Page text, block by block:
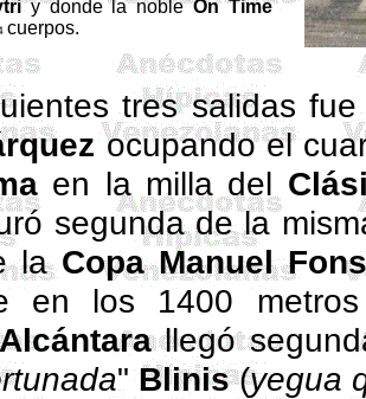
y donde la nobleOnTime
cuerpos.
tres salidas
ocupando el
en la milla del
segunda de la
laCopa Manuel
en los 1400
llegó
"Blinis(yegua